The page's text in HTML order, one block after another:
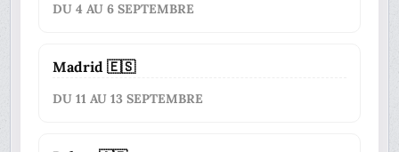
DU 4 AU 6 SEPTEMBRE
Madrid 🇪🇸
DU 11 AU 13 SEPTEMBRE